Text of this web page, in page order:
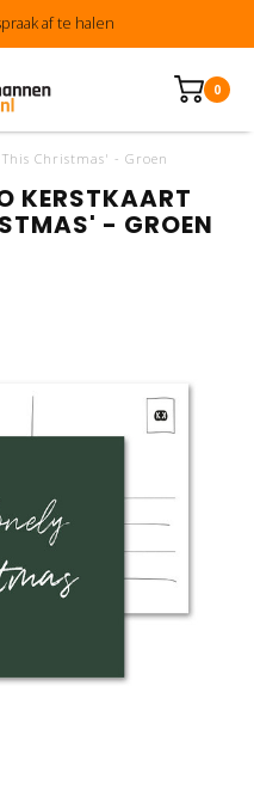
af te halen
0
Christmas' - Groen
KERSTKAART
- GROEN